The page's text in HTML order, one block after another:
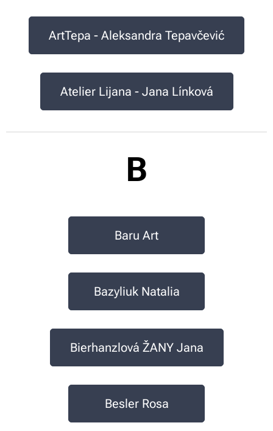
ArtTepa - Aleksandra Tepavčević
Atelier Lijana - Jana Línková
B
Baru Art
Bazyliuk Natalia
Bierhanzlová ŽANY Jana
Besler Rosa